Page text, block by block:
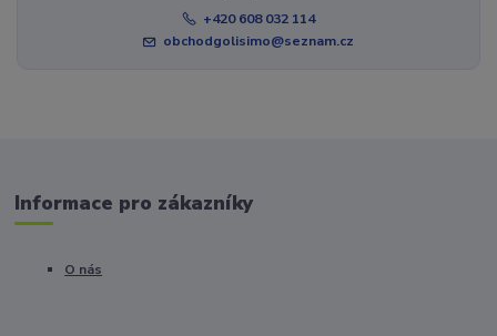
+420 608 032 114
obchodgolisimo@seznam.cz
Informace pro zákazníky
O nás